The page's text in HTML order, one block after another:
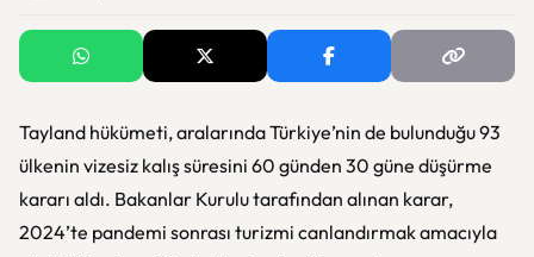
Tayland hükümeti, aralarında Türkiye’nin de bulunduğu 93
ülkenin vizesiz kalış süresini 60 günden 30 güne düşürme
kararı aldı. Bakanlar Kurulu tarafından alınan karar,
2024’te pandemi sonrası turizmi canlandırmak amacıyla